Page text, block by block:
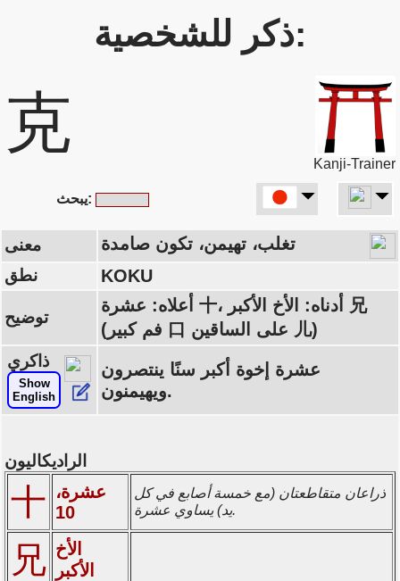
ذكر للشخصية:
克
Kanji-Trainer
يبحث:
معنى تغلب، تهيمن، تكون صامدة
نطق KOKU
توضيح
أعلاه: عشرة 十، أدناه: الأخ الأكبر 兄
(فم كبير 口 على الساقين 儿)
ذاكري
Show
English
عشرة إخوة أكبر سنًا ينتصرون
ويهيمنون.
الراديكاليون
十 عشرة،
10
ذراعان متقاطعتان (مع خمسة أصابع في كل
يد) يساوي عشرة.
兄 الأخ
الأكبر